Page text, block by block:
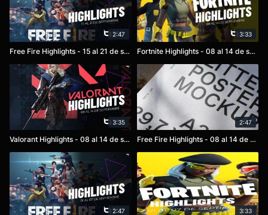
2:47
Free Fire Highlights - 15 al 21 de septiembre
3:33
Fortnite Highlights - 08 al 14 de septiembre
3:35
Valorant Highlights - 08 al 14 de septiembre
2:47
Free Fire Highlights - 08 al 14 de septiembre
2:47 3:33